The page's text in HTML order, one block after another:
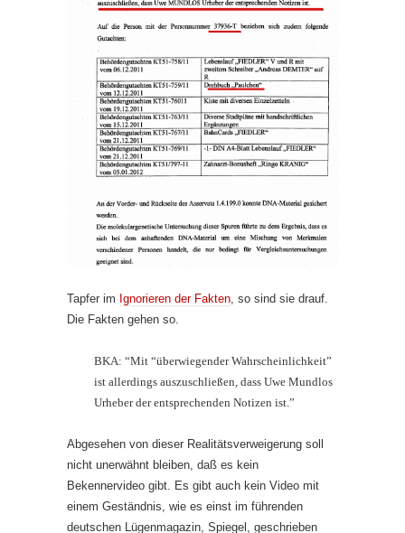
Tapfer im Ignorieren der Fakten, so sind sie drauf.
Die Fakten gehen so.
BKA: “Mit “überwiegender Wahrscheinlichkeit”
ist allerdings auszuschließen, dass Uwe Mundlos
Urheber der entsprechenden Notizen ist.”
Abgesehen von dieser Realitätsverweigerung soll
nicht unerwähnt bleiben, daß es kein
Bekennervideo gibt. Es gibt auch kein Video mit
einem Geständnis, wie es einst im führenden
deutschen Lügenmagazin, Spiegel, geschrieben